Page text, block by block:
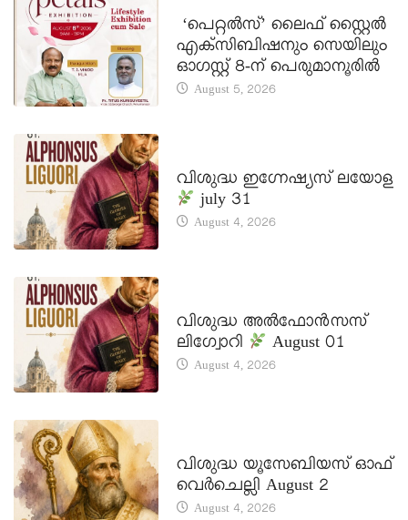
‘പെറ്റൽസ്’ ലൈഫ് സ്റ്റൈൽ
എക്സിബിഷനും സെയിലും
ഓഗസ്റ്റ് 8-ന് പെരുമാനൂരിൽ
August 5, 2026
വിശുദ്ധ ഇഗ്നേഷ്യസ് ലയോള
july 31
August 4, 2026
വിശുദ്ധ അൽഫോൻസസ്
ലിഗ്വോറി
August 01
August 4, 2026
വിശുദ്ധ യൂസേബിയസ് ഓഫ്
വെർചെല്ലി August 2
August 4, 2026